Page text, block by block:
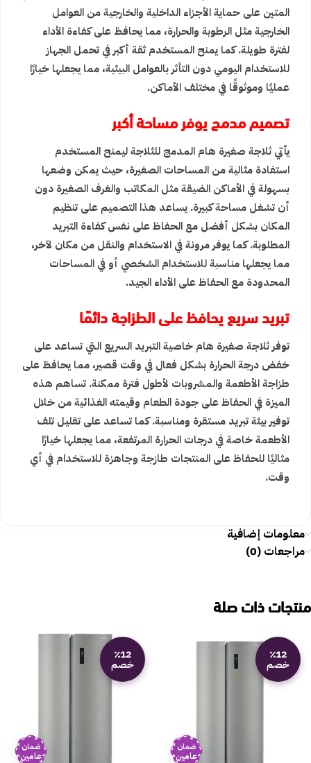
المتين على حماية الأجزاء الداخلية والخارجية من العوامل
الخارجية مثل الرطوبة والحرارة، مما يحافظ على كفاءة الأداء
لفترة طويلة. كما يمنح المستخدم ثقة أكبر في تحمل الجهاز
للاستخدام اليومي دون التأثر بالعوامل البيئية، مما يجعلها خيارًا
عمليًا وموثوقًا في مختلف الأماكن.
تصميم مدمج يوفر مساحة أكبر
يأتي ثلاجة صغيرة هام المدمج للثلاجة ليمنح المستخدم
استفادة مثالية من المساحات الصغيرة، حيث يمكن وضعها
بسهولة في الأماكن الضيقة مثل المكاتب والغرف الصغيرة دون
أن تشغل مساحة كبيرة. يساعد هذا التصميم على تنظيم
المكان بشكل أفضل مع الحفاظ على نفس كفاءة التبريد
المطلوبة. كما يوفر مرونة في الاستخدام والنقل من مكان لآخر،
مما يجعلها مناسبة للاستخدام الشخصي أو في المساحات
المحدودة مع الحفاظ على الأداء الجيد.
تبريد سريع يحافظ على الطزاجة دائمًا
توفر ثلاجة صغيرة هام خاصية التبريد السريع التي تساعد على
خفض درجة الحرارة بشكل فعال في وقت قصير، مما يحافظ على
طزاجة الأطعمة والمشروبات لأطول فترة ممكنة. تساهم هذه
الميزة في الحفاظ على جودة الطعام وقيمته الغذائية من خلال
توفير بيئة تبريد مستقرة ومناسبة. كما تساعد على تقليل تلف
الأطعمة خاصة في درجات الحرارة المرتفعة، مما يجعلها خيارًا
مثاليًا للحفاظ على المنتجات طازجة وجاهزة للاستخدام في أي
وقت.
معلومات إضافية
مراجعات (0)
منتجات ذات صلة
٪12
خصم
ضمان
عامين
٪12
خصم
ضمان
عامين